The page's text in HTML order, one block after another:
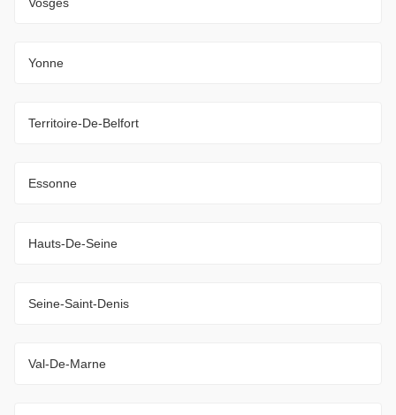
Yonne
Territoire-De-Belfort
Essonne
Hauts-De-Seine
Seine-Saint-Denis
Val-De-Marne